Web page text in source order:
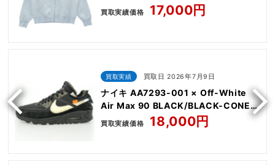
Sweatshirt
買取実績価格 17,000円
買取実績 買取日 2026年7月9日
ナイキ AA7293-001 × Off-White
Air Max 90 BLACK/BLACK-CONE-
WHITE
買取実績価格 18,000円